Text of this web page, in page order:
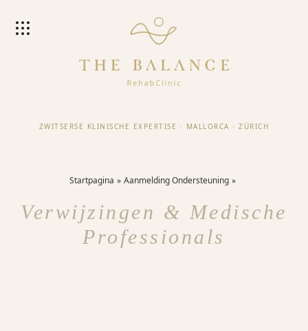
ZWITSERSE KLINISCHE EXPERTISE · MALLORCA · ZÜRICH
Startpagina Aanmelding Ondersteuning
Verwijzingen & Medische
Professionals